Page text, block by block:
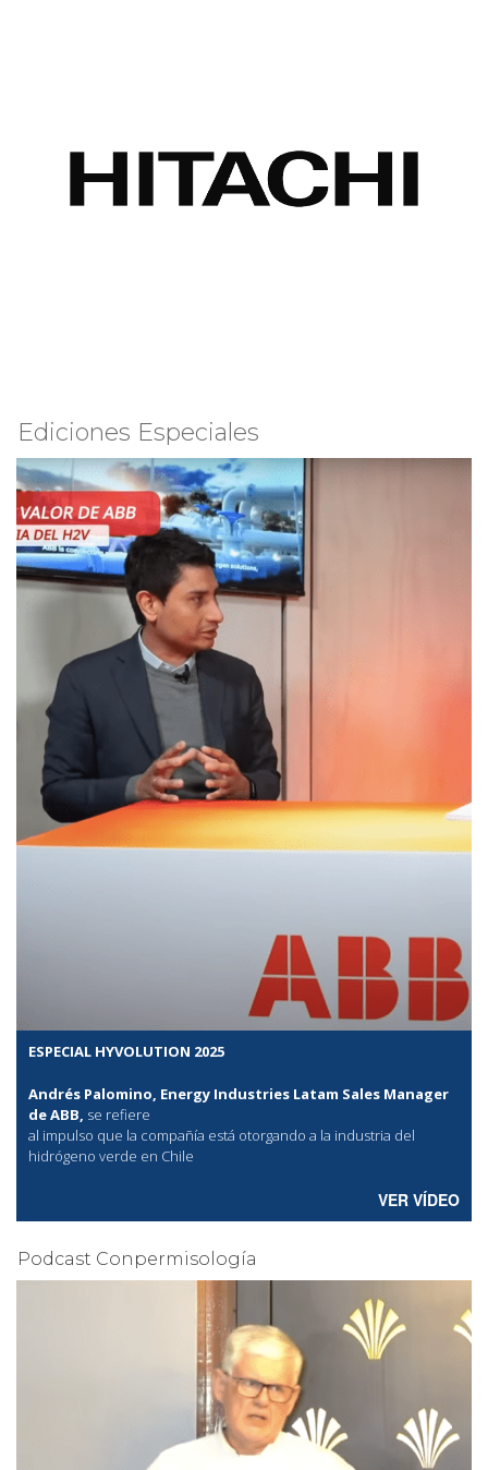
Ediciones Especiales
ESPECIAL HYVOLUTION 2025
Andrés Palomino, Energy Industries Latam Sales Manager
de ABB, se refiere
al impulso que la compañía está otorgando a la industria del
hidrógeno verde en Chile
VER VÍDEO
Podcast Conpermisología